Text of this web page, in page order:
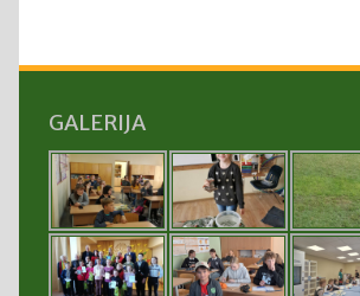
GALERIJA